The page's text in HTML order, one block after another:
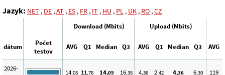
Jazyk: NET , DE ,AT , ES , FR , IT , HU , PL , UK , RO ,CZ
Download (Mbits) Upload (Mbits)
dátum
Počet
testov
AVG Q1 Median Q3 AVG Q1 Median Q3 AVG
2026-
14,05 11,76 14,05 16,35 4,36 2,42 4,36 6,30 119